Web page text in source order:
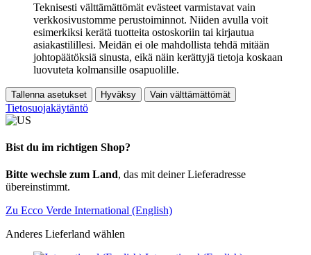
Teknisesti välttämättömät evästeet varmistavat vain
verkkosivustomme perustoiminnot. Niiden avulla voit
esimerkiksi kerätä tuotteita ostoskoriin tai kirjautua
asiakastilillesi. Meidän ei ole mahdollista tehdä mitään
johtopäätöksiä sinusta, eikä näin kerättyjä tietoja koskaan
luovuteta kolmansille osapuolille.
Tallenna asetukset Hyväksy Vain välttämättömät
Tietosuojakäytäntö
Bist du im richtigen Shop?
Bitte wechsle zum Land, das mit deiner Lieferadresse
übereinstimmt.
Zu Ecco Verde International (English)
Anderes Lieferland wählen